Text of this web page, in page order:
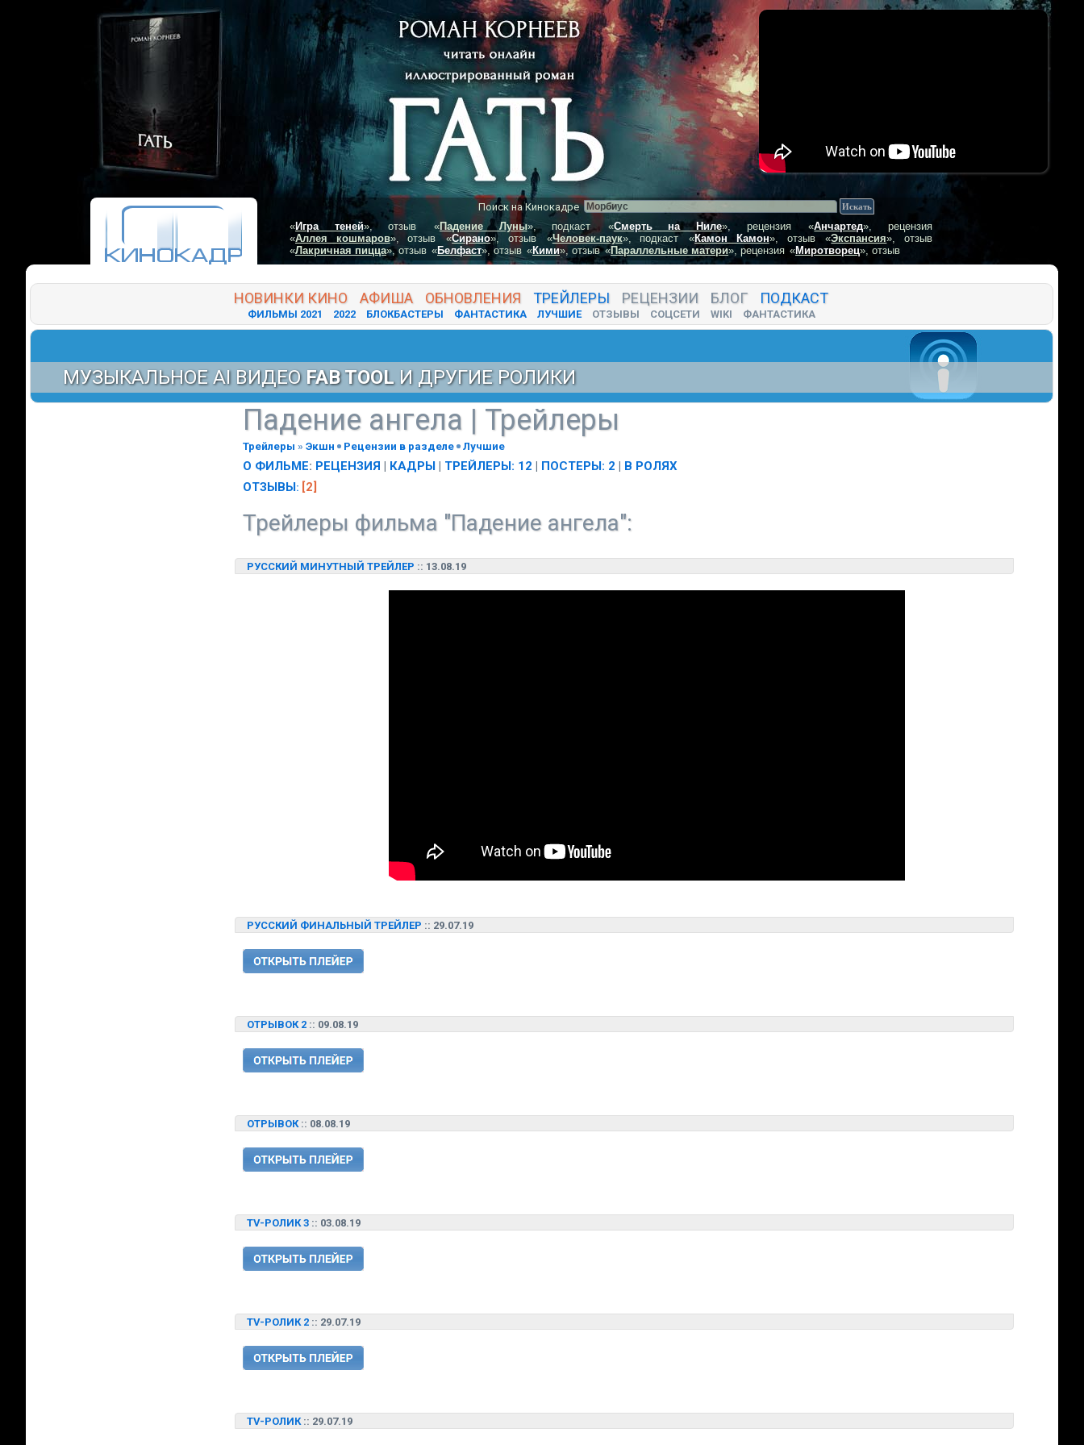
Поиск на Кинокадре
«Игра теней», отзыв «Падение Луны», подкаст «Смерть на Ниле», рецензия «Анчартед», рецензия
«Аллея кошмаров», отзыв «Сирано», отзыв «Человек-паук», подкаст «Камон Камон», отзыв «Экспансия», отзыв
«Лакричная пицца», отзыв «Белфаст», отзыв «Кими», отзыв «Параллельные матери», рецензия «Миротворец», отзыв
НОВИНКИ КИНО АФИША ОБНОВЛЕНИЯ ТРЕЙЛЕРЫ РЕЦЕНЗИИ БЛОГ ПОДКАСТ
ФИЛЬМЫ 2021 2022 БЛОКБАСТЕРЫ ФАНТАСТИКА ЛУЧШИЕ ОТЗЫВЫ СОЦСЕТИ WIKI ФАНТАСТИКА
МУЗЫКАЛЬНОЕ AI ВИДЕО FAB TOOL И ДРУГИЕ РОЛИКИ
Падение ангела | Трейлеры
Трейлеры » Экшн Рецензии в разделе Лучшие
О ФИЛЬМЕ: РЕЦЕНЗИЯ | КАДРЫ | ТРЕЙЛЕРЫ: 12 | ПОСТЕРЫ: 2 | В РОЛЯХ
ОТЗЫВЫ: [2]
Трейлеры фильма "Падение ангела":
РУССКИЙ МИНУТНЫЙ ТРЕЙЛЕР :: 13.08.19
РУССКИЙ ФИНАЛЬНЫЙ ТРЕЙЛЕР :: 29.07.19
ОТРЫВОК 2 :: 09.08.19
ОТРЫВОК :: 08.08.19
TV-РОЛИК 3 :: 03.08.19
TV-РОЛИК 2 :: 29.07.19
TV-РОЛИК :: 29.07.19